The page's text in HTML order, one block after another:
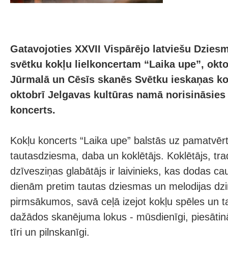
Gatavojoties XXVII Vispārējo latviešu
svētku kokļu lielkoncertam “Laika upe”,
Jūrmalā un Cēsīs skanēs Svētku ieskaņas
oktobrī Jelgavas kultūras namā norisināsies
koncerts.
Kokļu koncerts “Laika upe” balstās uz
tautasdziesma, daba un koklētājs. Koklētājs,
dzīvesziņas glabātājs ir laivinieks, kas dodas
dienām pretim tautas dziesmas un melodijas
pirmsākumos, savā ceļā izejot kokļu spēles un
dažādos skanējuma lokus - mūsdienīgi,
tīri un pilnskanīgi.